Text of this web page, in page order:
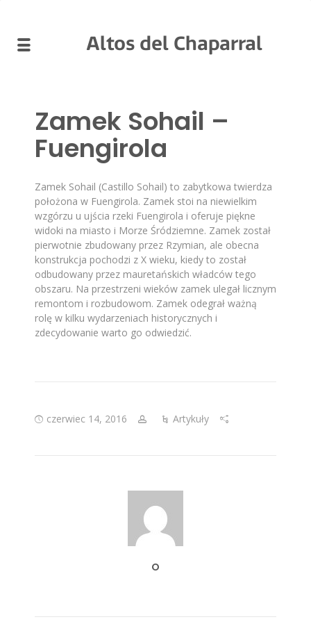
Altos del Chaparral
Zamek Sohail –
Fuengirola
Zamek Sohail (Castillo Sohail) to zabytkowa twierdza
położona w Fuengirola. Zamek stoi na niewielkim
wzgórzu u ujścia rzeki Fuengirola i oferuje piękne
widoki na miasto i Morze Śródziemne. Zamek został
pierwotnie zbudowany przez Rzymian, ale obecna
konstrukcja pochodzi z X wieku, kiedy to został
odbudowany przez mauretańskich władców tego
obszaru. Na przestrzeni wieków zamek ulegał licznym
remontom i rozbudowom. Zamek odegrał ważną
rolę w kilku wydarzeniach historycznych i
zdecydowanie warto go odwiedzić.
czerwiec 14, 2016 Artykuły
O